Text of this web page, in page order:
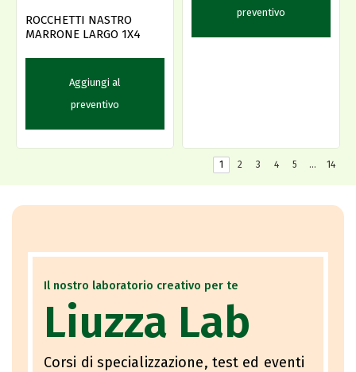
ROCCHETTI NASTRO
MARRONE LARGO 1X4
Aggiungi al
preventivo
preventivo
1 2 3 4 5 … 14
Il nostro laboratorio creativo per te
Liuzza Lab
Corsi di specializzazione, test ed eventi